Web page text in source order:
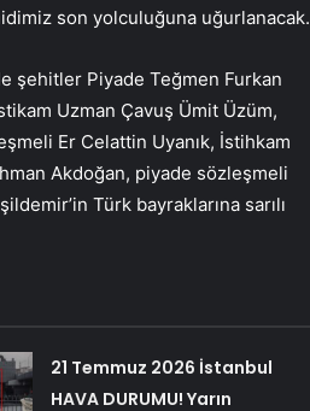
son yolculuğuna uğurlanacak.
şehitler Piyade Teğmen Furkan
Uzman Çavuş Ümit Üzüm,
Er Celattin Uyanık, İstihkam
Akdoğan, piyade sözleşmeli
Türk bayraklarına sarılı
21 Temmuz 2026 İstanbul
HAVA DURUMU! Yarın